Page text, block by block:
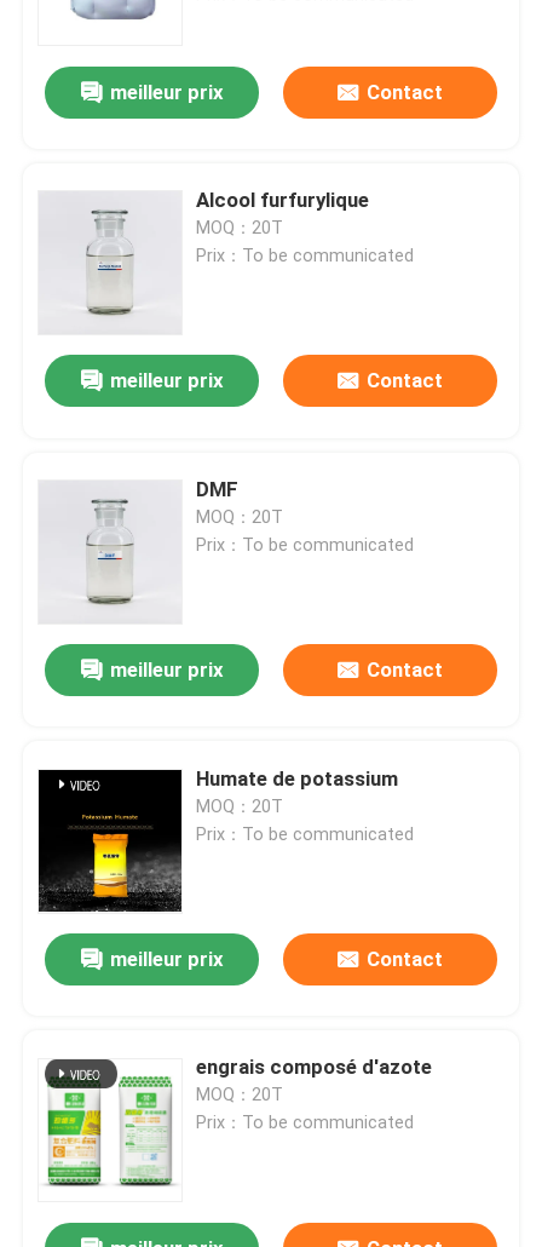
Maison
Produits
Vidéos
meilleur prix Contact
Alcool furfurylique
MOQ：20T
Prix：To be communicated
meilleur prix Contact
DMF
MOQ：20T
Prix：To be communicated
meilleur prix Contact
Humate de potassium
MOQ：20T
Prix：To be communicated
meilleur prix Contact
engrais composé d'azote
MOQ：20T
Prix：To be communicated